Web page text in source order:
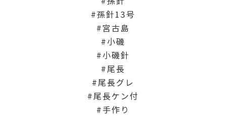
孫針13号
宮古島
小磯
小磯針
尾長
尾長グレ
尾長ケン付
手作り